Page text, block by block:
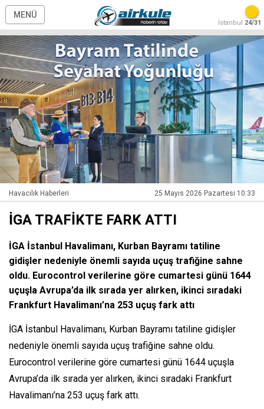
MENÜ
İstanbul 24/31
Havacılık Haberleri 25 Mayıs 2026 Pazartesi 10:33
İGA TRAFİKTE FARK ATTI
İGA İstanbul Havalimanı, Kurban Bayramı tatiline
gidişler nedeniyle önemli sayıda uçuş trafiğine sahne
oldu. Eurocontrol verilerine göre cumartesi günü 1644
uçuşla Avrupa’da ilk sırada yer alırken, ikinci sıradaki
Frankfurt Havalimanı’na 253 uçuş fark attı
İGA İstanbul Havalimanı, Kurban Bayramı tatiline gidişler
nedeniyle önemli sayıda uçuş trafiğine sahne oldu.
Eurocontrol verilerine göre cumartesi günü 1644 uçuşla
Avrupa’da ilk sırada yer alırken, ikinci sıradaki Frankfurt
Havalimanı’na 253 uçuş fark attı.